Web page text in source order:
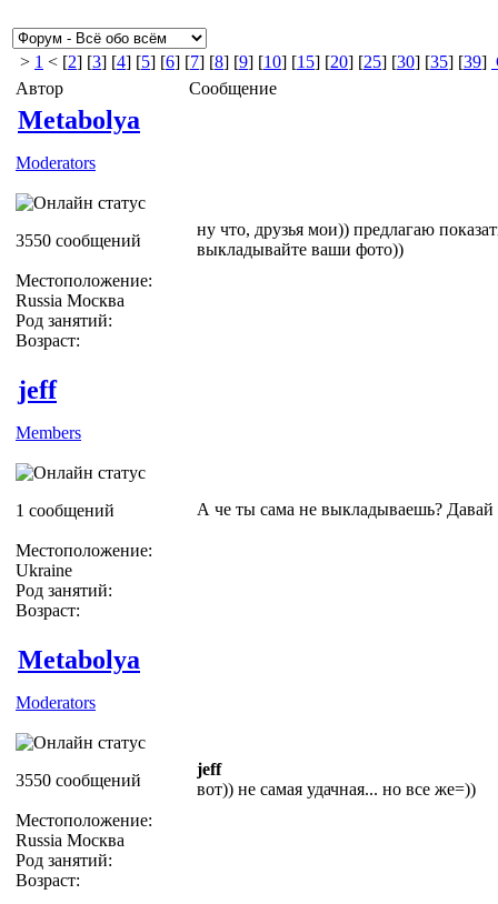
> 1 < [2] [3] [4] [5] [6] [7] [8] [9] [10] [15] [20] [25] [30] [35] [39]
Автор
Сообщение
Metabolya
Moderators
3550 сообщений
Местоположение:
Russia Москва
Род занятий:
Возраст:
ну что, друзья мои)) предлагаю
выкладывайте ваши фото))
jeff
Members
1 сообщений
Местоположение:
Ukraine
Род занятий:
Возраст:
А че ты сама не выкладываешь? Давай
Metabolya
Moderators
3550 сообщений
Местоположение:
Russia Москва
Род занятий:
Возраст:
jeff
вот)) не самая удачная... но все же=))